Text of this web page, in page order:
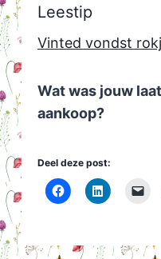
Leestip
Vinted vondst
Wat was jouw
aankoop?
Deel deze post: